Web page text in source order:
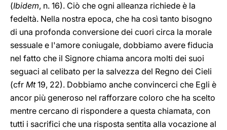
(Ibidem, n. 16). Ciò che ogni alleanza richiede è la
fedeltà. Nella nostra epoca, che ha così tanto bisogno
di una profonda conversione dei cuori circa la morale
sessuale e l'amore coniugale, dobbiamo avere fiducia
nel fatto che il Signore chiama ancora molti dei suoi
seguaci al celibato per la salvezza del Regno dei Cieli
(cfr Mt19, 22). Dobbiamo anche convincerci che Egli è
ancor più generoso nel rafforzare coloro che ha scelto
mentre cercano di rispondere a questa chiamata, con
tutti i sacrifici che una risposta sentita alla vocazione al